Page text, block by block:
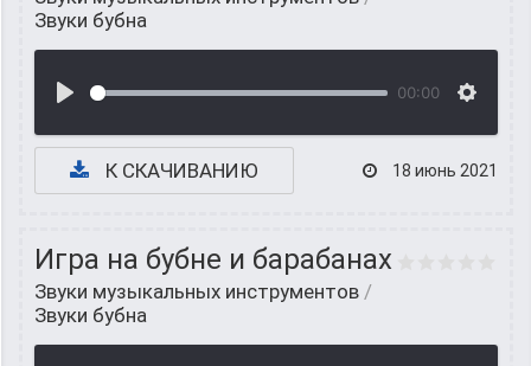
Звуки бубна
00:00
К СКАЧИВАНИЮ 18 июнь 2021
Игра на бубне и барабанах
Звуки музыкальных инструментов /
Звуки бубна